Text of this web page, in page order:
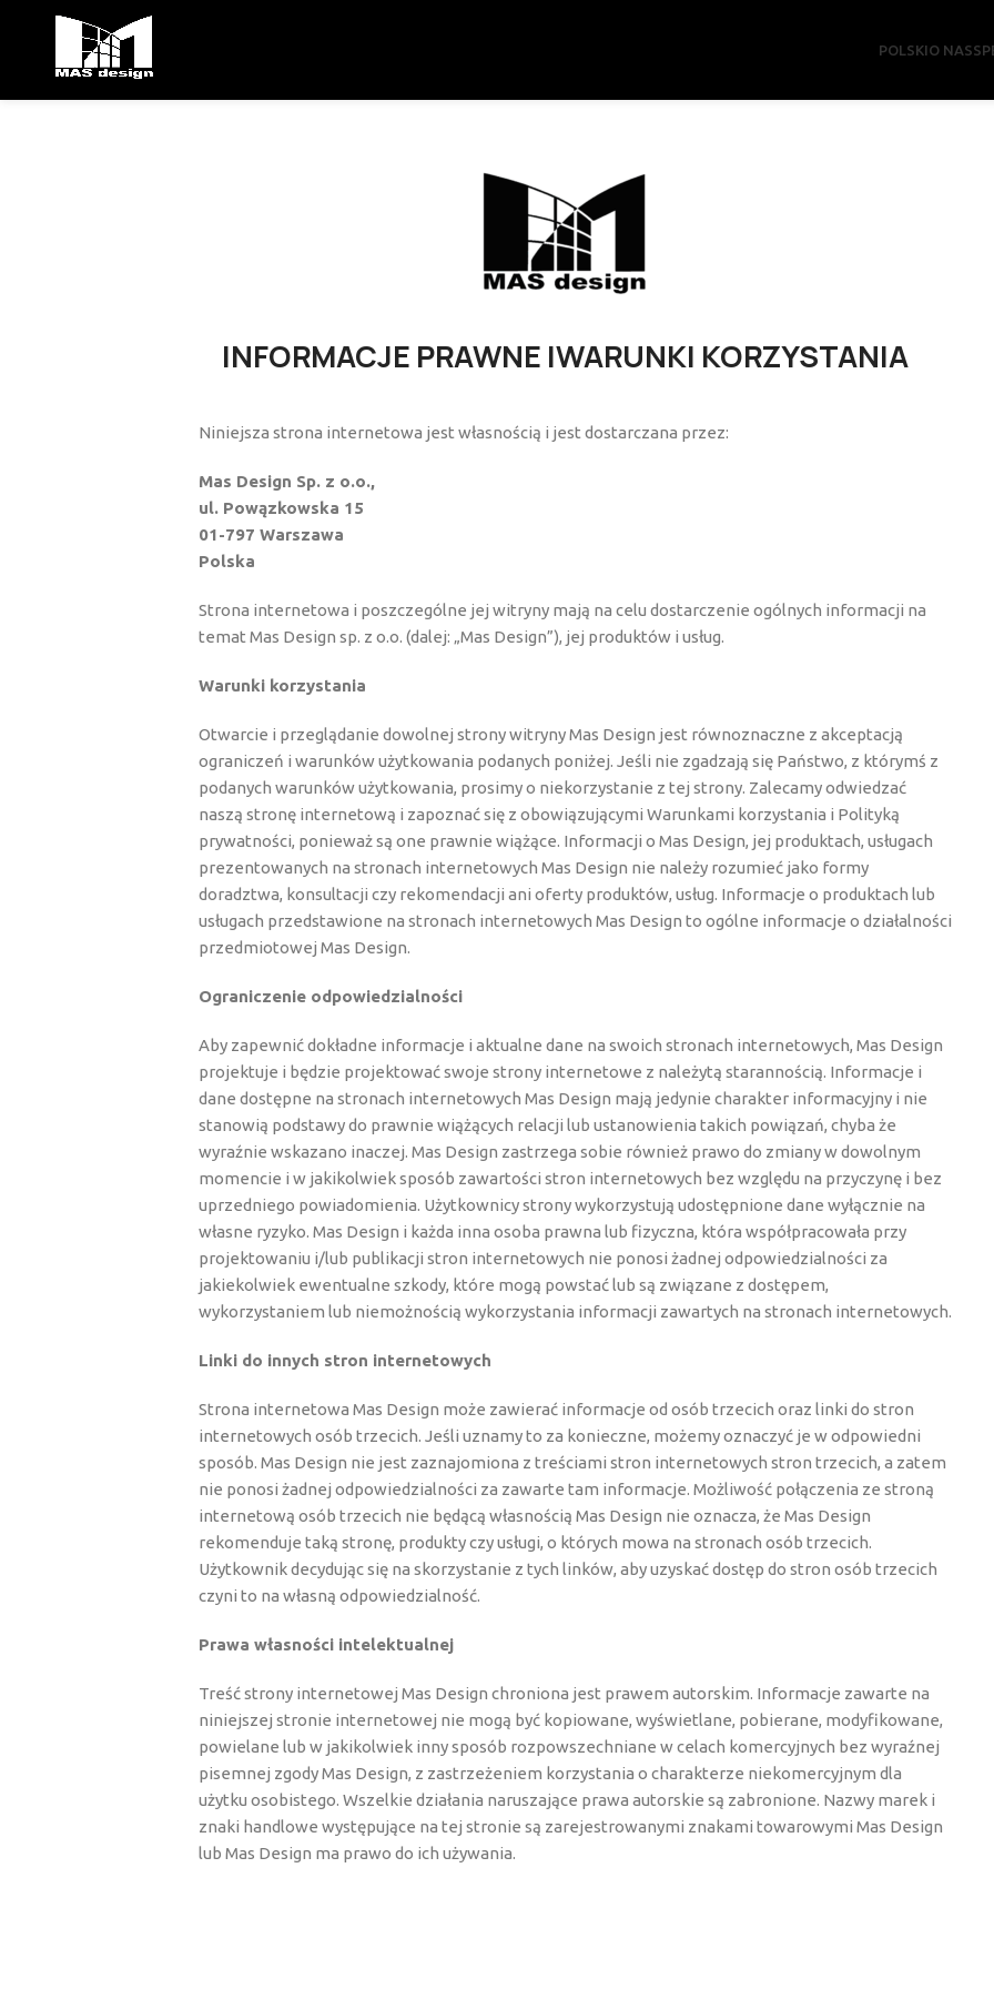
POLSKIO NAS
INFORMACJE PRAWNE IWARUNKI KORZYSTANIA
Niniejsza strona internetowa jest własnością i jest dostarczana przez:
Mas Design Sp. z o.o.,
ul. Powązkowska 15
01-797 Warszawa
Polska
Strona internetowa i poszczególne jej witryny mają na celu dostarczenie ogólnych informacji na
temat Mas Design sp. z o.o. (dalej: „Mas Design”), jej produktów i usług.
Warunki korzystania
Otwarcie i przeglądanie dowolnej strony witryny Mas Design jest równoznaczne z akceptacją
ograniczeń i warunków użytkowania podanych poniżej. Jeśli nie zgadzają się Państwo, z którymś z
podanych warunków użytkowania, prosimy o niekorzystanie z tej strony. Zalecamy odwiedzać
naszą stronę internetową i zapoznać się z obowiązującymi Warunkami korzystania i Polityką
prywatności, ponieważ są one prawnie wiążące. Informacji o Mas Design, jej produktach, usługach
prezentowanych na stronach internetowych Mas Design nie należy rozumieć jako formy
doradztwa, konsultacji czy rekomendacji ani oferty produktów, usług. Informacje o produktach lub
usługach przedstawione na stronach internetowych Mas Design to ogólne informacje o działalności
przedmiotowej Mas Design.
Ograniczenie odpowiedzialności
Aby zapewnić dokładne informacje i aktualne dane na swoich stronach internetowych, Mas Design
projektuje i będzie projektować swoje strony internetowe z należytą starannością. Informacje i
dane dostępne na stronach internetowych Mas Design mają jedynie charakter informacyjny i nie
stanowią podstawy do prawnie wiążących relacji lub ustanowienia takich powiązań, chyba że
wyraźnie wskazano inaczej. Mas Design zastrzega sobie również prawo do zmiany w dowolnym
momencie i w jakikolwiek sposób zawartości stron internetowych bez względu na przyczynę i bez
uprzedniego powiadomienia. Użytkownicy strony wykorzystują udostępnione dane wyłącznie na
własne ryzyko. Mas Design i każda inna osoba prawna lub fizyczna, która współpracowała przy
projektowaniu i/lub publikacji stron internetowych nie ponosi żadnej odpowiedzialności za
jakiekolwiek ewentualne szkody, które mogą powstać lub są związane z dostępem,
wykorzystaniem lub niemożnością wykorzystania informacji zawartych na stronach internetowych.
Linki do innych stron internetowych
Strona internetowa Mas Design może zawierać informacje od osób trzecich oraz linki do stron
internetowych osób trzecich. Jeśli uznamy to za konieczne, możemy oznaczyć je w odpowiedni
sposób. Mas Design nie jest zaznajomiona z treściami stron internetowych stron trzecich, a zatem
nie ponosi żadnej odpowiedzialności za zawarte tam informacje. Możliwość połączenia ze stroną
internetową osób trzecich nie będącą własnością Mas Design nie oznacza, że Mas Design
rekomenduje taką stronę, produkty czy usługi, o których mowa na stronach osób trzecich.
Użytkownik decydując się na skorzystanie z tych linków, aby uzyskać dostęp do stron osób trzecich
czyni to na własną odpowiedzialność.
Prawa własności intelektualnej
Treść strony internetowej Mas Design chroniona jest prawem autorskim. Informacje zawarte na
niniejszej stronie internetowej nie mogą być kopiowane, wyświetlane, pobierane, modyfikowane,
powielane lub w jakikolwiek inny sposób rozpowszechniane w celach komercyjnych bez wyraźnej
pisemnej zgody Mas Design, z zastrzeżeniem korzystania o charakterze niekomercyjnym dla
użytku osobistego. Wszelkie działania naruszające prawa autorskie są zabronione. Nazwy marek i
znaki handlowe występujące na tej stronie są zarejestrowanymi znakami towarowymi Mas Design
lub Mas Design ma prawo do ich używania.